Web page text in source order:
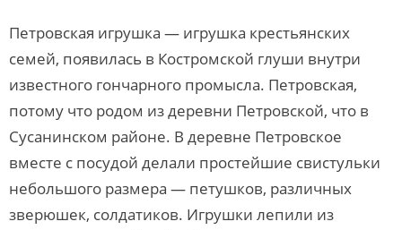
Петровская игрушка — игрушка крестьянских
семей, появилась в Костромской глуши внутри
известного гончарного промысла. Петровская,
потому что родом из деревни Петровской, что в
Сусанинском районе. В деревне Петровское
вместе с посудой делали простейшие свистульки
небольшого размера — петушков, различных
зверюшек, солдатиков. Игрушки лепили из